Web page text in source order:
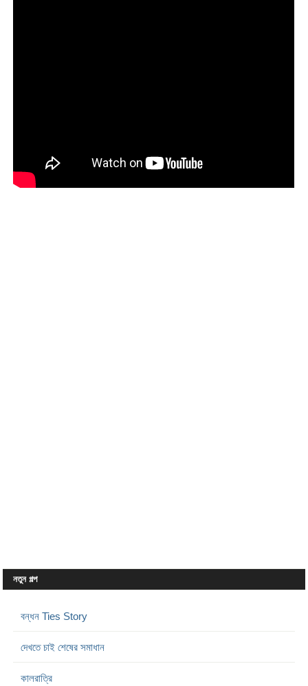
নতুন গল্প
বন্ধন Ties Story
দেখতে চাই শেষের সমাধান
কালরাত্রি